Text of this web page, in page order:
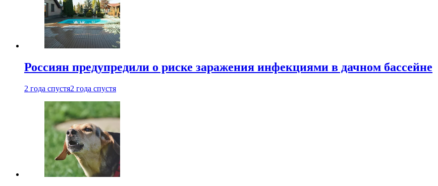
Россиян предупредили о риске заражения инфекциями в дачном бассейне
2 года спустя2 года спустя